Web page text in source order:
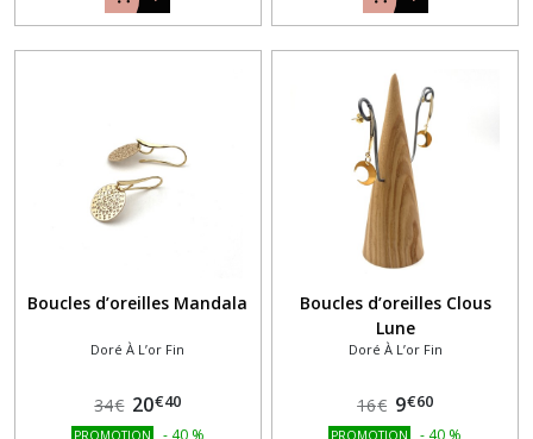
Boucles d’oreilles Mandala
Doré À L’or Fin
34€ 20€40
PROMOTION - 40 %
Boucles d’oreilles Clous
Lune
Doré À L’or Fin
16€ 9€60
PROMOTION - 40 %